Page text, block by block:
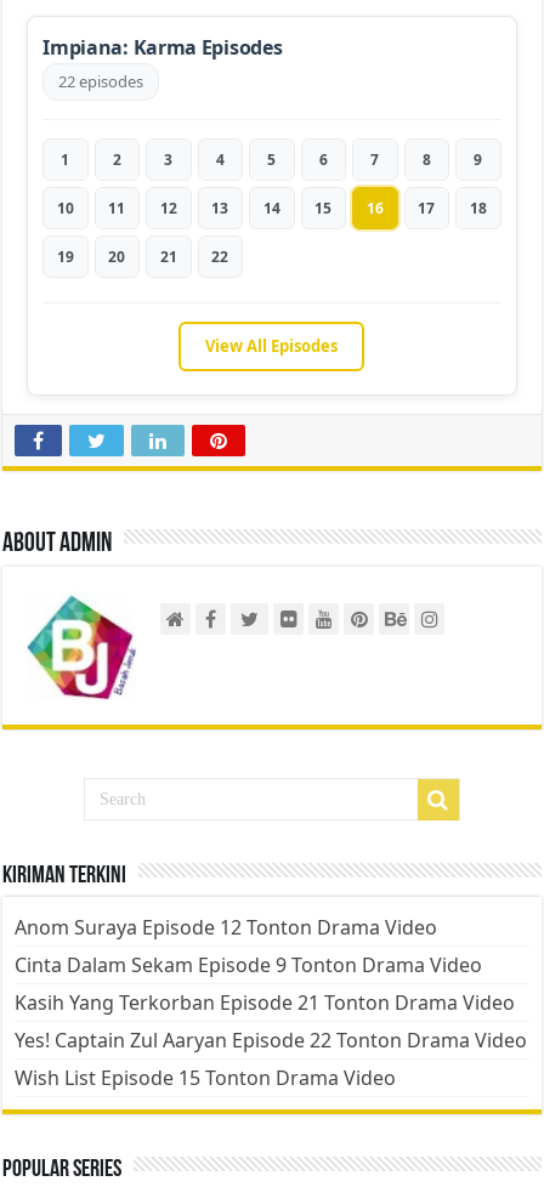
Impiana: Karma Episodes
22 episodes
1 2 3 4 5 6 7 8 9
10 11 12 13 14 15 16 17 18
19 20 21 22
View All Episodes
About admin
Kiriman Terkini
Anom Suraya Episode 12 Tonton Drama Video
Cinta Dalam Sekam Episode 9 Tonton Drama Video
Kasih Yang Terkorban Episode 21 Tonton Drama Video
Yes! Captain Zul Aaryan Episode 22 Tonton Drama Video
Wish List Episode 15 Tonton Drama Video
Popular Series